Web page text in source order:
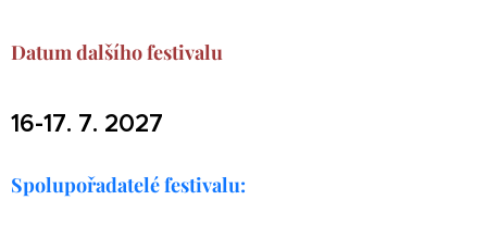
Datum dalšího festivalu
16-17. 7. 2027
Spolupořadatelé festivalu: